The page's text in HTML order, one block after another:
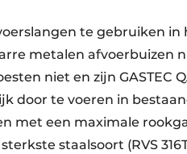
te gebruiken in
metalen afvoerbuizen
niet en zijn GASTEC
door te voeren in
met een maximale
staalsoort (RVS